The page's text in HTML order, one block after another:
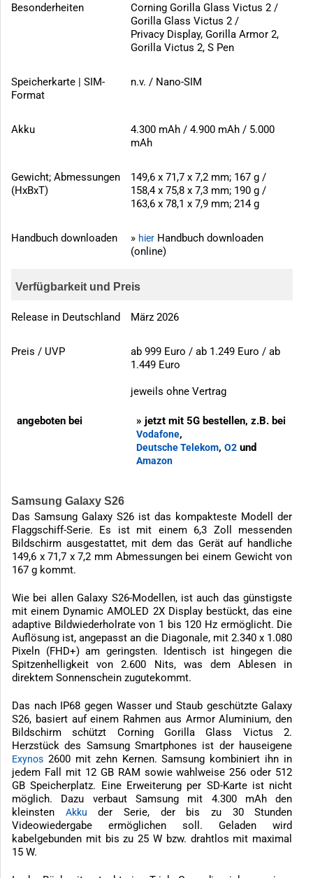
Besonderheiten
Corning Gorilla Glass Victus 2 /
Gorilla Glass Victus 2 /
Privacy Display, Gorilla Armor 2,
Gorilla Victus 2, S Pen
Speicherkarte | SIM-
Format
n.v. / Nano-SIM
Akku
4.300 mAh / 4.900 mAh / 5.000
mAh
Gewicht; Abmessungen
(HxBxT)
149,6 x 71,7 x 7,2 mm; 167 g /
158,4 x 75,8 x 7,3 mm; 190 g /
163,6 x 78,1 x 7,9 mm; 214 g
Handbuch downloaden » hier Handbuch downloaden
(online)
Verfügbarkeit und Preis
Release in Deutschland März 2026
Preis / UVP
ab 999 Euro / ab 1.249 Euro / ab
1.449 Euro
jeweils ohne Vertrag
angeboten bei » jetzt mit 5G bestellen, z.B. bei
Vodafone,
Deutsche Telekom,O2 und
Amazon
Samsung Galaxy S26
Das Samsung Galaxy S26 ist das kompakteste Modell der
Flaggschiff-Serie. Es ist mit einem 6,3 Zoll messenden
Bildschirm ausgestattet, mit dem das Gerät auf handliche
149,6 x 71,7 x 7,2 mm Abmessungen bei einem Gewicht von
167 g kommt.
Wie bei allen Galaxy S26-Modellen, ist auch das günstigste
mit einem Dynamic AMOLED 2X Display bestückt, das eine
adaptive Bildwiederholrate von 1 bis 120 Hz ermöglicht. Die
Auflösung ist, angepasst an die Diagonale, mit 2.340 x 1.080
Pixeln (FHD+) am geringsten. Identisch ist hingegen die
Spitzenhelligkeit von 2.600 Nits, was dem Ablesen in
direktem Sonnenschein zugutekommt.
Das nach IP68 gegen Wasser und Staub geschützte Galaxy
S26, basiert auf einem Rahmen aus Armor Aluminium, den
Bildschirm schützt Corning Gorilla Glass Victus 2.
Herzstück des Samsung Smartphones ist der hauseigene
Exynos 2600 mit zehn Kernen. Samsung kombiniert ihn in
jedem Fall mit 12 GB RAM sowie wahlweise 256 oder 512
GB Speicherplatz. Eine Erweiterung per SD-Karte ist nicht
möglich. Dazu verbaut Samsung mit 4.300 mAh den
kleinsten Akku
der Serie, der bis zu 30 Stunden
Videowiedergabe ermöglichen soll. Geladen wird
kabelgebunden mit bis zu 25 W bzw. drahtlos mit maximal
15 W.